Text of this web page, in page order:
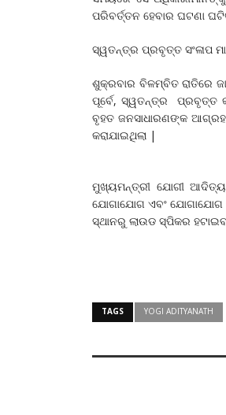
ପରିବର୍ତ୍ତନ ହେବାର ଘଟଣା
ସ୍ୱତନ୍ତ୍ର ପ୍ରବୃତ୍ତ ସଂଳାପ
ଶୁକ୍ରବାର ବିଳମ୍ବିତ ରାତିରେ
ପୂର୍ବେ, ସ୍ୱତନ୍ତ୍ର ପ୍ରବୃତ୍ତ
ବୃହତ ଜନସାଧାରଣଙ୍କ
କରାଯାଇଥିଲା |
ମୁଖ୍ୟମନ୍ତ୍ରୀ ଯୋଗୀ
ଯୋଗାଯୋଗ ଏବଂ ଯୋଗାଯୋଗ
ସ୍ଥାନରୁ ଲାଉଡ ସ୍ପିକର
TAGS YOGI ADITYANATH